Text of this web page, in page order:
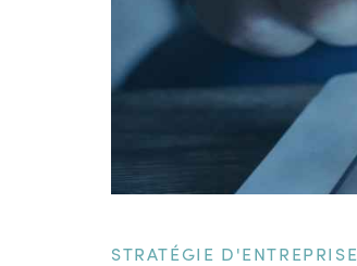
STRATÉGIE D'ENTREPRISE